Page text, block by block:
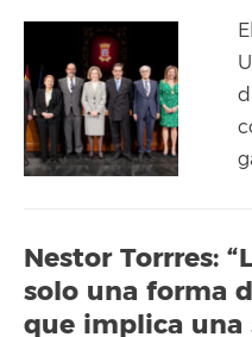
Nestor Torrres:
solo una forma
que implica una